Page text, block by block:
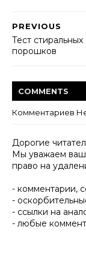
PREVIOUS
Тест стиральных
порошков
COMMENTS
Комментариев
Дорогие
Мы уважаем
право на
- комментарии,
-
- ссылки на
- любые